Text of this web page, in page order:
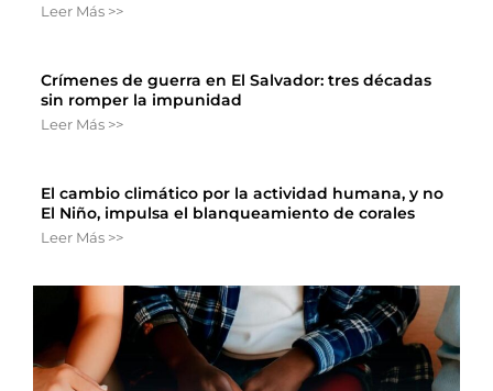
Leer Más >>
Crímenes de guerra en El Salvador: tres décadas
sin romper la impunidad
Leer Más >>
El cambio climático por la actividad humana, y no
El Niño, impulsa el blanqueamiento de corales
Leer Más >>